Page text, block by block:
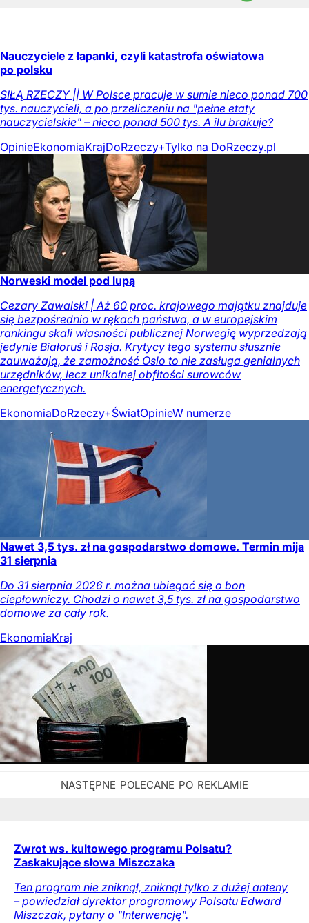
Nauczyciele z łapanki, czyli katastrofa oświatowa
po polsku
SIŁĄ RZECZY || W Polsce pracuje w sumie nieco ponad 700
tys. nauczycieli, a po przeliczeniu na "pełne etaty
nauczycielskie" – nieco ponad 500 tys. A ilu brakuje?
OpinieEkonomiaKrajDoRzeczy+Tylko na DoRzeczy.pl
Norweski model pod lupą
Cezary Zawalski | Aż 60 proc. krajowego majątku znajduje
się bezpośrednio w rękach państwa, a w europejskim
rankingu skali własności publicznej Norwegię wyprzedzają
jedynie Białoruś i Rosja. Krytycy tego systemu słusznie
zauważają, że zamożność Oslo to nie zasługa genialnych
urzędników, lecz unikalnej obfitości surowców
energetycznych.
EkonomiaDoRzeczy+ŚwiatOpinieW numerze
Nawet 3,5 tys. zł na gospodarstwo domowe. Termin mija
31 sierpnia
Do 31 sierpnia 2026 r. można ubiegać się o bon
ciepłowniczy. Chodzi o nawet 3,5 tys. zł na gospodarstwo
domowe za cały rok.
EkonomiaKraj
Zwrot ws. kultowego programu Polsatu?
Zaskakujące słowa Miszczaka
Ten program nie zniknął, zniknął tylko z dużej anteny
– powiedział dyrektor programowy Polsatu Edward
Miszczak, pytany o "Interwencję".